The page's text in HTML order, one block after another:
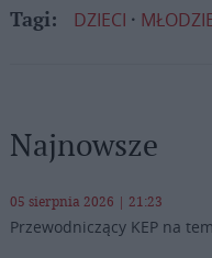
Tagi: DZIECI
Najnowsze
05 sierpnia 2026 | 21:23
Przewodniczący KEP na